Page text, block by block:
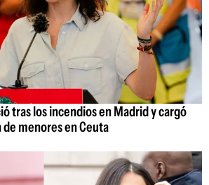
tras los incendios en Madrid y cargó
menores en Ceuta